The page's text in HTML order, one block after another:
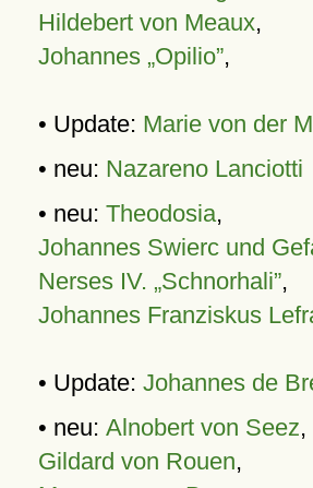
Hildebert von Meaux,
Johannes „Opilio”,
• Update: Marie von der
• neu: Nazareno Lanciotti
• neu: Theodosia,
Johannes Swierc und
Nerses IV. „Schnorhali”,
Johannes Franziskus
• Update: Johannes de
• neu: Alnobert von Seez,
Gildard von Rouen,